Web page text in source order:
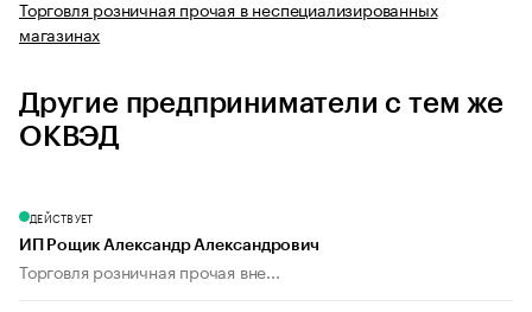
Торговля розничная прочая в неспециализированных
магазинах
Другие предприниматели с тем же
ОКВЭД
ДЕЙСТВУЕТ
ИП Рощик Александр Александрович
Торговля розничная прочая вне...